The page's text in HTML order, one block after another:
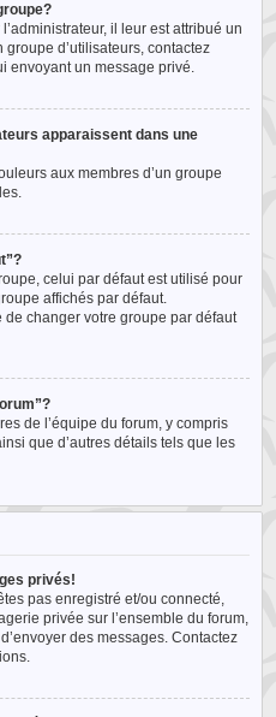
il leur est attribué un
d’utilisateurs, contactez
envoyant un message privé.
apparaissent dans une
aux membres d’un groupe
celui par défaut est utilisé pour
affichés par défaut.
de changer votre groupe par défaut
de l’équipe du forum, y compris
que d’autres détails tels que les
privés!
pas enregistré et/ou connecté,
privée sur l’ensemble du forum,
des messages. Contactez